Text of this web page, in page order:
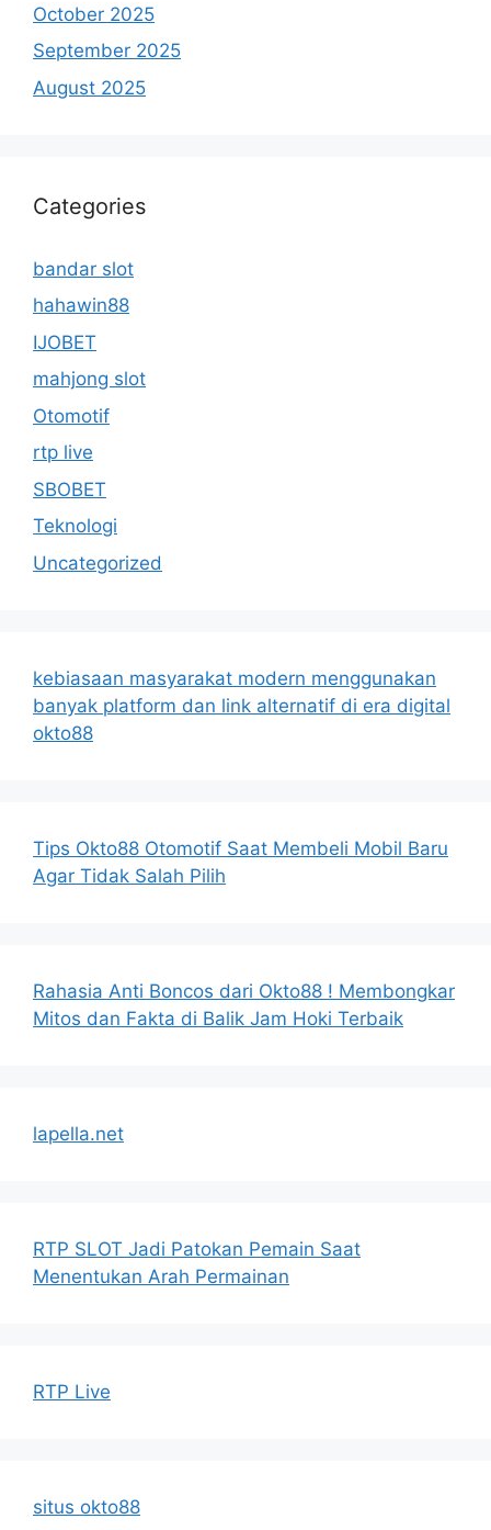
October 2025
September 2025
August 2025
Categories
bandar slot
hahawin88
IJOBET
mahjong slot
Otomotif
rtp live
SBOBET
Teknologi
Uncategorized
kebiasaan masyarakat modern menggunakan
banyak platform dan link alternatif di era digital
okto88
Tips Okto88 Otomotif Saat Membeli Mobil Baru
Agar Tidak Salah Pilih
Rahasia Anti Boncos dari Okto88 ! Membongkar
Mitos dan Fakta di Balik Jam Hoki Terbaik
lapella.net
RTP SLOT Jadi Patokan Pemain Saat
Menentukan Arah Permainan
RTP Live
situs okto88